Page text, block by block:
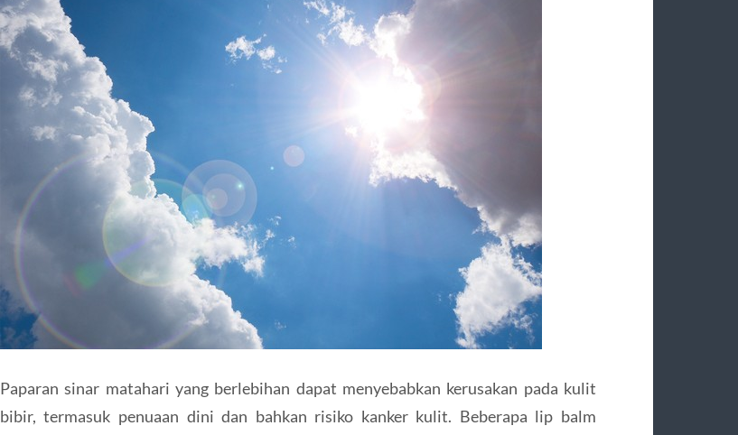
Paparan sinar matahari yang berlebihan dapat menyebabkan kerusakan pada kulit
bibir, termasuk penuaan dini dan bahkan risiko kanker kulit. Beberapa lip balm